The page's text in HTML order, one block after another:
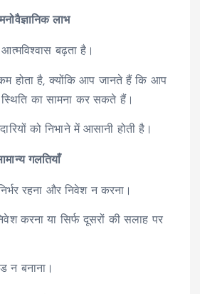
लाभ
आत्मविश्वास बढ़ता है।
होता है, क्योंकि आप जानते हैं कि आप
का सामना कर सकते हैं।
को निभाने में आसानी होती है।
गलतियाँ
रहना और निवेश न करना।
करना या सिर्फ दूसरों की सलाह पर
न बनाना।